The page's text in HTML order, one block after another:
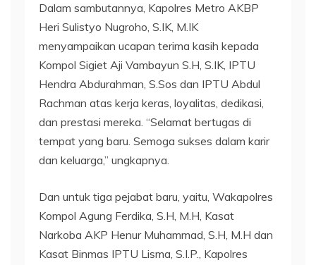
Dalam sambutannya, Kapolres Metro AKBP
Heri Sulistyo Nugroho, S.IK, M.IK
menyampaikan ucapan terima kasih kepada
Kompol Sigiet Aji Vambayun S.H, S.IK, IPTU
Hendra Abdurahman, S.Sos dan IPTU Abdul
Rachman atas kerja keras, loyalitas, dedikasi,
dan prestasi mereka. “Selamat bertugas di
tempat yang baru. Semoga sukses dalam karir
dan keluarga,” ungkapnya.
Dan untuk tiga pejabat baru, yaitu, Wakapolres
Kompol Agung Ferdika, S.H, M.H, Kasat
Narkoba AKP Henur Muhammad, S.H, M.H dan
Kasat Binmas IPTU Lisma, S.I.P., Kapolres